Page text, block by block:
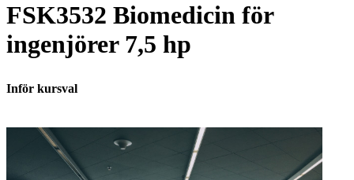
FSK3532 Biomedicin för
ingenjörer 7,5 hp
Inför kursval